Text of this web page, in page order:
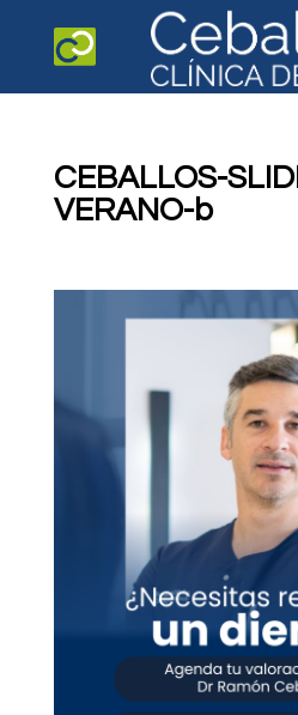
CEBALLOS-
VERANO-b